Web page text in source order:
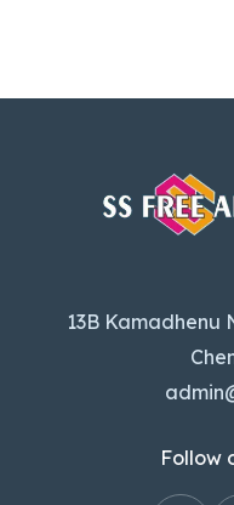
13B Kamadhenu
Follow